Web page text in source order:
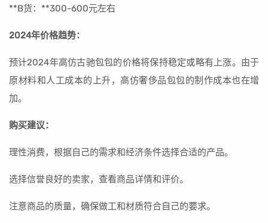
**B货：**300-600元左右
2024年价格趋势：
预计2024年高仿古驰包包的价格将保持稳定或略有上涨。由于
原材料和人工成本的上升，高仿奢侈品包包的制作成本也在增
加。
购买建议：
理性消费，根据自己的需求和经济条件选择合适的产品。
选择信誉良好的卖家，查看商品详情和评价。
注意商品的质量，确保做工和材质符合自己的要求。